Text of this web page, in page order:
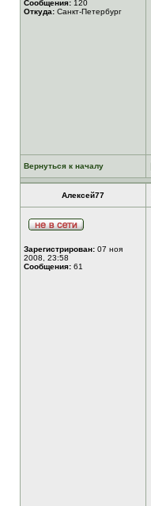
Сообщения: 120
Откуда: Санкт-Петербург
Вернуться к началу
Алексей77
Зарегистрирован: 07 ноя
2008, 23:58
Сообщения: 61